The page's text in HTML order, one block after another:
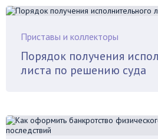
Приставы и коллекторы
Порядок получения
листа по решению суда